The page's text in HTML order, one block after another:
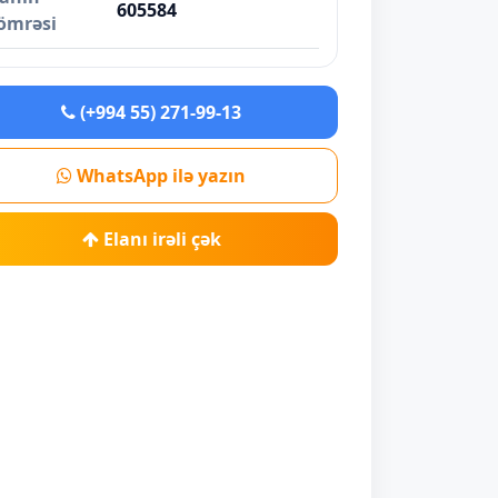
605584
(+994 55) 271-99-13
WhatsApp ilə yazın
Elanı irəli çək